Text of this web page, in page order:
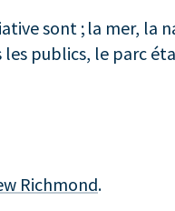
sont ; la mer, la
les publics, le parc
Richmond.